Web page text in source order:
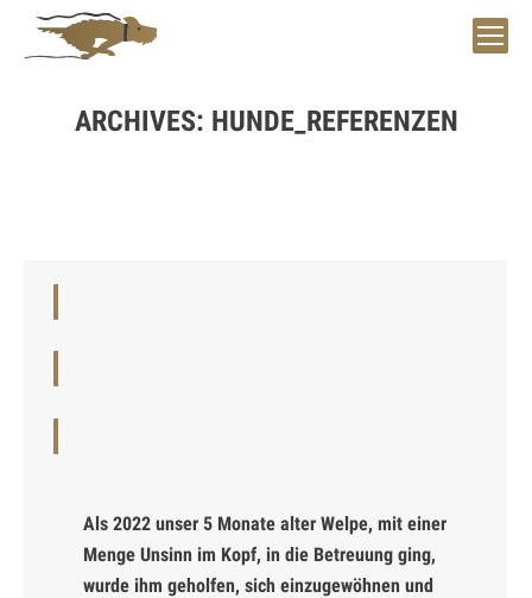
ARCHIVES: HUNDE_REFERENZEN
Als 2022 unser 5 Monate alter Welpe, mit einer
Menge Unsinn im Kopf, in die Betreuung ging,
wurde ihm geholfen, sich einzugewöhnen und